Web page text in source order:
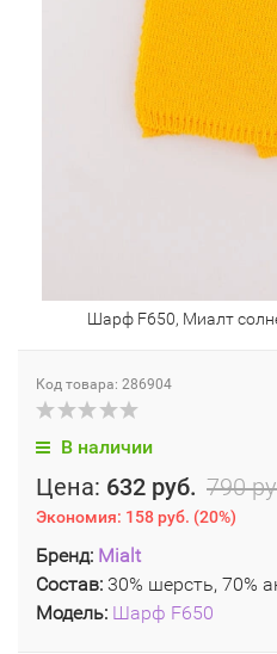
Шарф F650, Миалт
Код товара: 286904
В наличии
Цена: 632 руб. 790
Экономия: 158 руб. (20%)
Бренд: Mialt
Состав: 30% шерсть, 70%
Модель: Шарф F650